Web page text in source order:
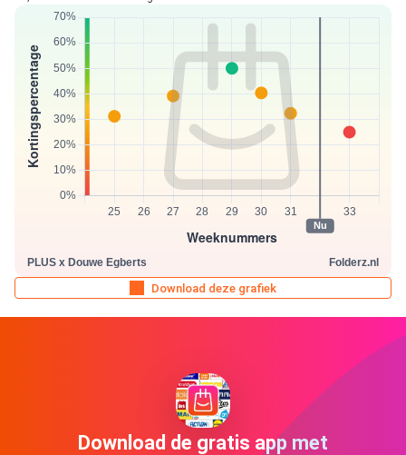
Download deze grafiek
Download de gratis app met